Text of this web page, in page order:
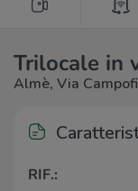
Trilocale in
Almè, Via
RIF.: